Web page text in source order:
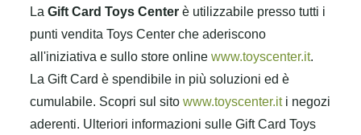
LaGift Card Toys Center è utilizzabile presso tutti i
punti vendita Toys Center che aderiscono
all'iniziativa e sullo store onlinewww.toyscenter.it.
La Gift Card è spendibile in più soluzioni ed è
cumulabile. Scopri sul sitowww.toyscenter.iti negozi
aderenti. Ulteriori informazioni sulle Gift Card Toys